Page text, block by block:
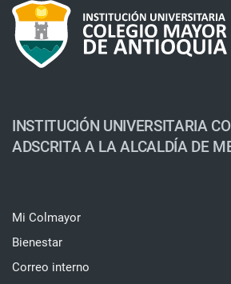
INSTITUCIÓN UNIVERSITARIA
ADSCRITA A LA ALCALDÍA DE
Mi Colmayor
Bienestar
Correo interno